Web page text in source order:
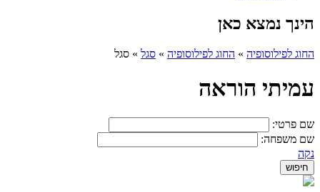
הינך נמצא כאן
החוג לפילוסופיה » החוג לפילוסופיה » סגל » סגל
עמיתי הוראה
שם פרטי:
שם משפחה:
נקה